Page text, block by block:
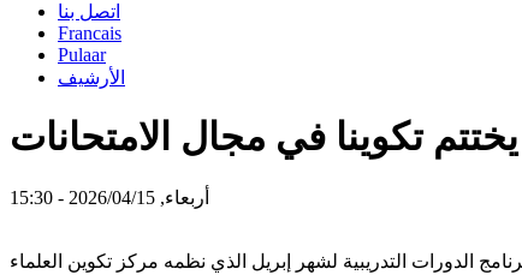
اتصل بنا
Francais
Pulaar
الأرشيف
تكوينا في مجال الامتحانات
أربعاء, 2026/04/15 - 15:30